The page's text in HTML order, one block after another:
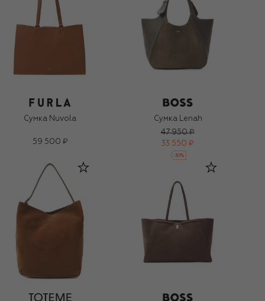
Сумка Nuvola
59 500 ₽
Сумка Lenah
47 950 ₽
33 550 ₽
-30%